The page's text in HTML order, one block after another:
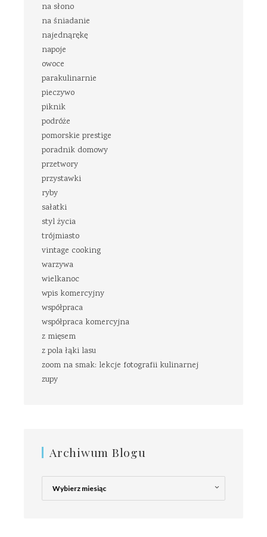
na słono
na śniadanie
najednąrękę
napoje
owoce
parakulinarnie
pieczywo
piknik
podróże
pomorskie prestige
poradnik domowy
przetwory
przystawki
ryby
sałatki
styl życia
trójmiasto
vintage cooking
warzywa
wielkanoc
wpis komercyjny
współpraca
współpraca komercyjna
z mięsem
z pola łąki lasu
zoom na smak: lekcje fotografii kulinarnej
zupy
Archiwum Blogu
Archiwum
Blogu